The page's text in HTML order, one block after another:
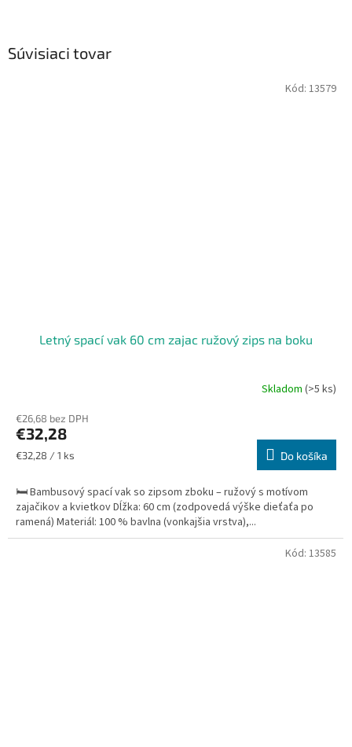
Súvisiaci tovar
Letný spací vak 60 cm zajac ružový zips na boku
Skladom (>5 ks)
€26,68 bez DPH
€32,28
Jednotková
€32,28 / 1 ks Do košíka
🛏️ Bambusový spací vak so zipsom zboku – ružový s motívom
zajačikov a kvietkov Dĺžka: 60 cm (zodpovedá výške dieťaťa po
ramená) Materiál: 100 % bavlna (vonkajšia vrstva),...
Kód: 13579
Kód: 13585